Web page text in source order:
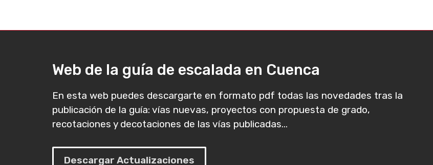
Web de la guía de escalada en Cuenca
En esta web puedes descargarte en formato pdf todas las novedades tras la
publicación de la guía: vías nuevas, proyectos con propuesta de grado,
recotaciones y decotaciones de las vías publicadas...
Descargar Actualizaciones